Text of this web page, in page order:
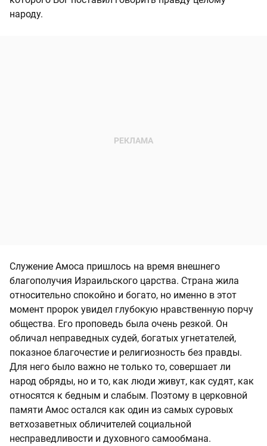
народу.
Служение Амоса пришлось на время внешнего
благополучия Израильского царства. Страна жила
относительно спокойно и богато, но именно в этот
момент пророк увидел глубокую нравственную порчу
общества. Его проповедь была очень резкой. Он
обличал неправедных судей, богатых угнетателей,
показное благочестие и религиозность без правды.
Для него было важно не только то, совершает ли
народ обряды, но и то, как люди живут, как судят, как
относятся к бедным и слабым. Поэтому в церковной
памяти Амос остался как один из самых суровых
ветхозаветных обличителей социальной
несправедливости и духовного самообмана.